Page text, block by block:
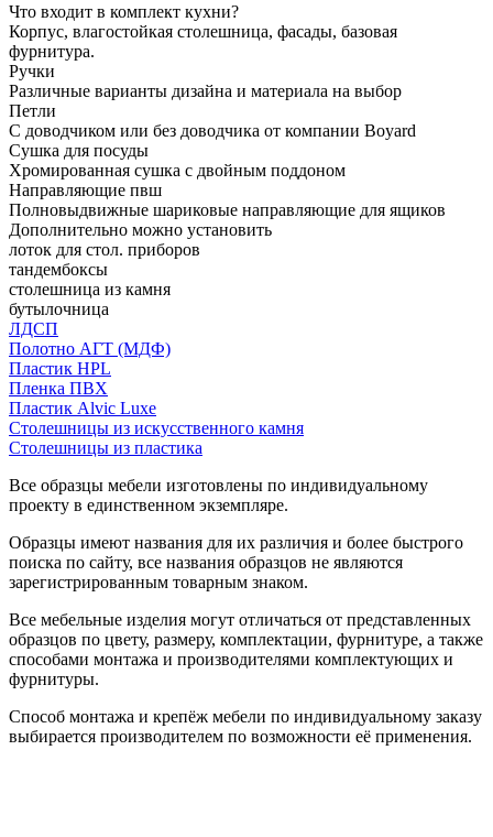
Что входит в комплект кухни?
Корпус, влагостойкая столешница, фасады, базовая
фурнитура.
Ручки
Различные варианты дизайна и материала на выбор
Петли
С доводчиком или без доводчика от компании Boyard
Сушка для посуды
Хромированная сушка с двойным поддоном
Направляющие пвш
Полновыдвижные шариковые направляющие для ящиков
Дополнительно можно установить
лоток для стол. приборов
тандембоксы
столешница из камня
бутылочница
ЛДСП
Полотно АГТ (МДФ)
Пластик HPL
Пленка ПВХ
Пластик Alvic Luxe
Столешницы из искусственного камня
Столешницы из пластика
Все образцы мебели изготовлены по индивидуальному
проекту в единственном экземпляре.
Образцы имеют названия для их различия и более быстрого
поиска по сайту, все названия образцов не являются
зарегистрированным товарным знаком.
Все мебельные изделия могут отличаться от представленных
образцов по цвету, размеру, комплектации, фурнитуре, а также
способами монтажа и производителями комплектующих и
фурнитуры.
Способ монтажа и крепёж мебели по индивидуальному заказу
выбирается производителем по возможности её применения.